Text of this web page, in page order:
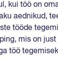
kui töö on
aednikud,
tööde
mis on
töö